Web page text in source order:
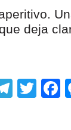
deja